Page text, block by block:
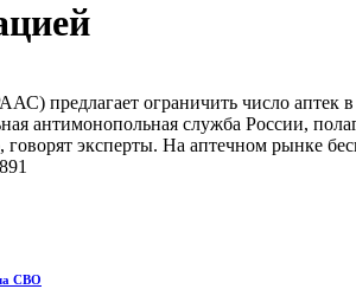
предлагает ограничить число
антимонопольная служба России,
говорят эксперты. На аптечном рынке
СВО